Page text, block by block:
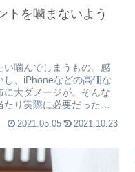
トを噛まないよう
い噛んでしまうもの。感
し、iPhoneなどの高価な
大ダメージが。そんな
り実際に必要だった対
2021.05.05 2021.10.23